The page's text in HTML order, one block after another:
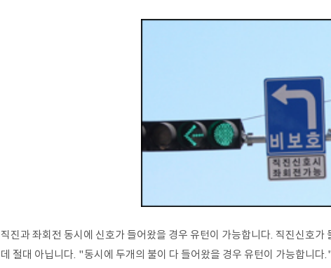
직진과 좌회전 동시에 신호가 들어왔을 경우 유턴이 가능합니다. 직진신호
데 절대 아닙니다. "동시에 두개의 불이 다 들어왔을 경우 유턴이 가능합니다."